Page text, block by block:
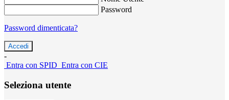
Password
Password dimenticata?
-
Entra con SPID Entra con CIE
Seleziona utente